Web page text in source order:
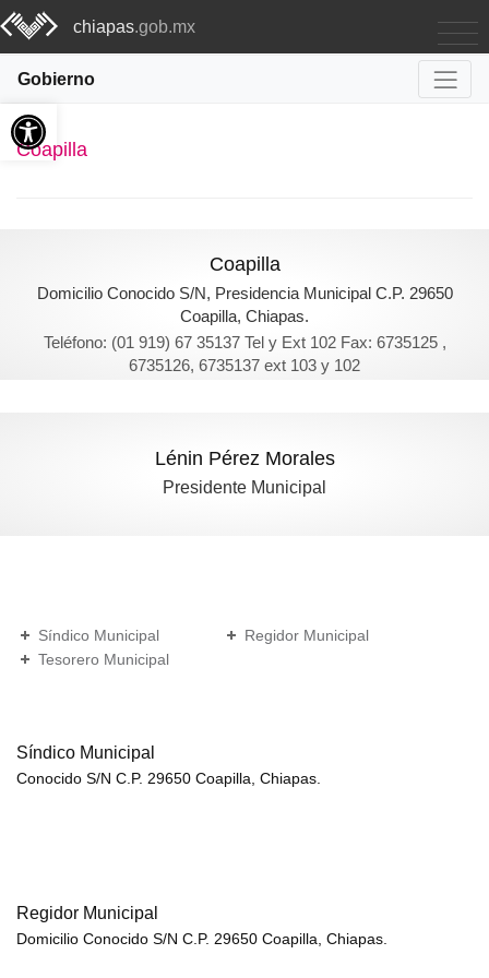
chiapas.gob.mx
Gobierno
Abrir barra de herramientas
Coapilla
Coapilla
Domicilio Conocido S/N, Presidencia Municipal C.P. 29650
Coapilla, Chiapas.
Teléfono: (01 919) 67 35137 Tel y Ext 102 Fax: 6735125 ,
6735126, 6735137 ext 103 y 102
Lénin Pérez Morales
Presidente Municipal
Síndico Municipal
Regidor Municipal
Tesorero Municipal
Síndico Municipal
Conocido S/N C.P. 29650 Coapilla, Chiapas.
Regidor Municipal
Domicilio Conocido S/N C.P. 29650 Coapilla, Chiapas.